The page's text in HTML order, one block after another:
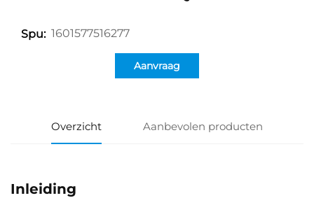
Spu: 1601577516277
Aanvraag
Overzicht Aanbevolen producten
Inleiding